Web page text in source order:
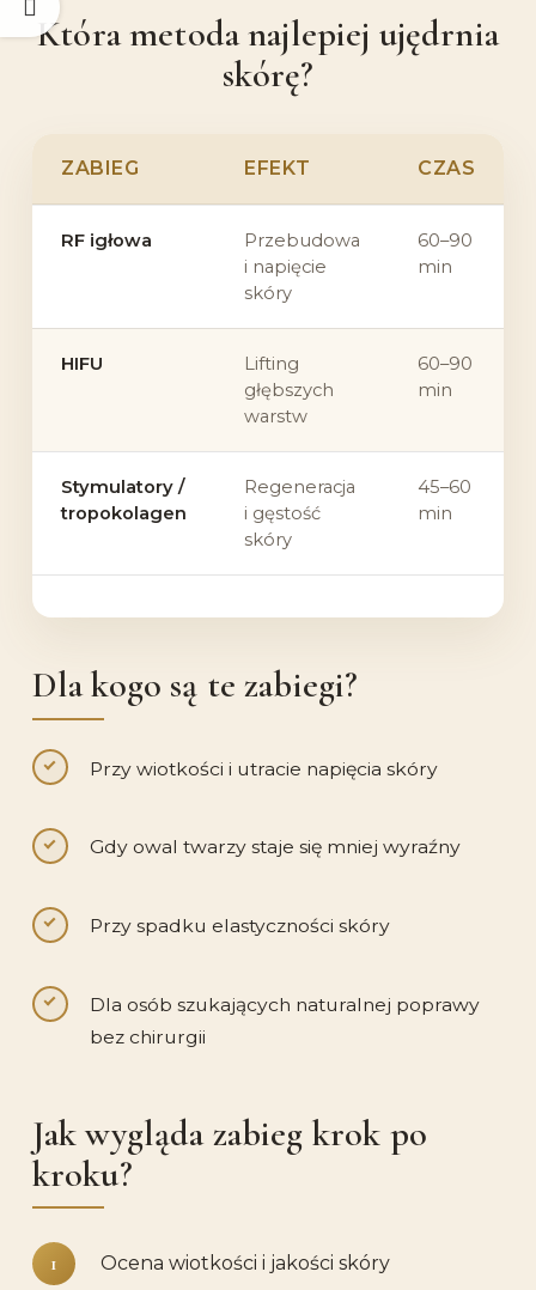
Która metoda najlepiej ujędrnia
skórę?
ZABIEG EFEKT CZAS
RF igłowa
Przebudowa
i napięcie
skóry
60–90
min
HIFU
Lifting
głębszych
warstw
60–90
min
Stymulatory /
tropokolagen
Regeneracja
i gęstość
skóry
45–60
min
Dla kogo są te zabiegi?
Przy wiotkości i utracie napięcia skóry
Gdy owal twarzy staje się mniej wyraźny
Przy spadku elastyczności skóry
Dla osób szukających naturalnej poprawy
bez chirurgii
Jak wygląda zabieg krok po
kroku?
Ocena wiotkości i jakości skóry